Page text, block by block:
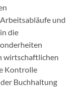
und
die
wirtschaftlichen
Kontrolle
Buchhaltung